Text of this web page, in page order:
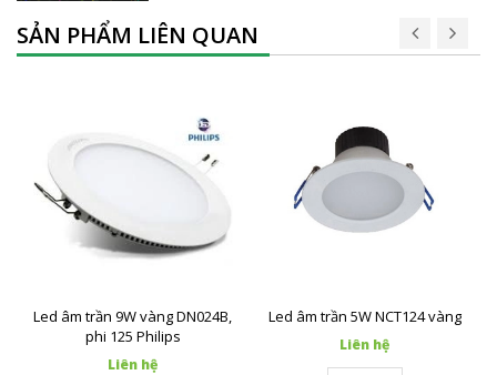
SẢN PHẨM LIÊN QUAN
Led âm trần 9W vàng DN024B,
phi 125 Philips
Liên hệ
Led âm trần 5W NCT124 vàng
Liên hệ